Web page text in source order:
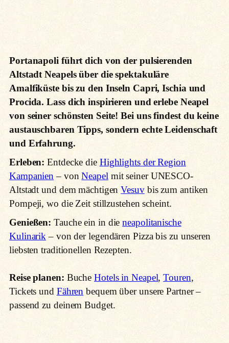
Portanapoli führt dich von der pulsierenden
Altstadt Neapels über die spektakuläre
Amalfiküste bis zu den Inseln Capri, Ischia und
Procida. Lass dich inspirieren und erlebe Neapel
von seiner schönsten Seite! Bei uns findest du keine
austauschbaren Tipps, sondern echte Leidenschaft
und Erfahrung.
Erleben: Entdecke die Highlights der Region
Kampanien – vonNeapel mit seiner UNESCO-
Altstadt und dem mächtigenVesuvbis zum antiken
Pompeji, wo die Zeit stillzustehen scheint.
Genießen: Tauche ein in dieneapolitanische
Kulinarik – von der legendären Pizza bis zu unseren
liebsten traditionellen Rezepten.
Reise planen: BucheHotels in Neapel,Touren,
Tickets und Fähren bequem über unsere Partner –
passend zu deinem Budget.